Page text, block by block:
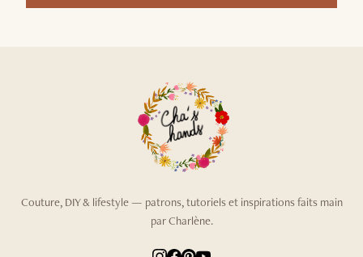
Couture, DIY & lifestyle — patrons, tutoriels et inspirations faits main
par Charlène.